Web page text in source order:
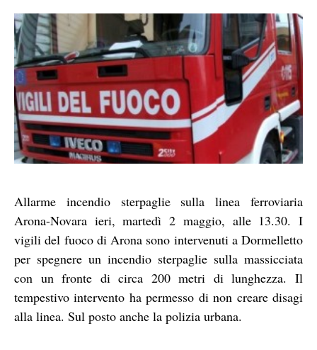
Allarme incendio sterpaglie sulla linea ferroviaria
Arona-Novara ieri, martedì 2 maggio, alle 13.30. I
vigili del fuoco di Arona sono intervenuti a Dormelletto
per spegnere un incendio sterpaglie sulla massicciata
con un fronte di circa 200 metri di lunghezza. Il
tempestivo intervento ha permesso di non creare disagi
alla linea. Sul posto anche la polizia urbana.